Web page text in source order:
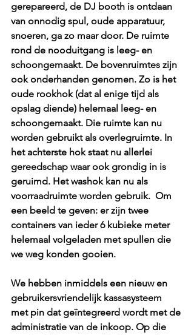
gerepareerd, de DJ booth is ontdaan
van onnodig spul, oude apparatuur,
snoeren, ga zo maar door. De ruimte
rond de nooduitgang is leeg- en
schoongemaakt. De bovenruimtes zijn
ook onderhanden genomen. Zo is het
oude rookhok (dat al enige tijd als
opslag diende) helemaal leeg- en
schoongemaakt. Die ruimte kan nu
worden gebruikt als overlegruimte. In
het achterste hok staat nu allerlei
gereedschap waar ook grondig in is
geruimd. Het washok kan nu als
voorraadruimte worden gebruik.  Om
een beeld te geven: er zijn twee
containers van ieder 6 kubieke meter
helemaal volgeladen met spullen die
we weg konden gooien.
We hebben inmiddels een nieuw en
gebruikersvriendelijk kassasysteem
met pin dat geïntegreerd wordt met de
administratie van de inkoop. Op die